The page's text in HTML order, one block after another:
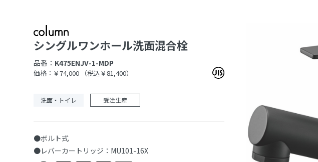
シングルワンホール洗面混合栓
品番： K475ENJV-1-MDP
価格：￥74,000 （税込￥81,400）
洗面・トイレ 受注生産
●ボルト式
●レバーカートリッジ：MU101-16X